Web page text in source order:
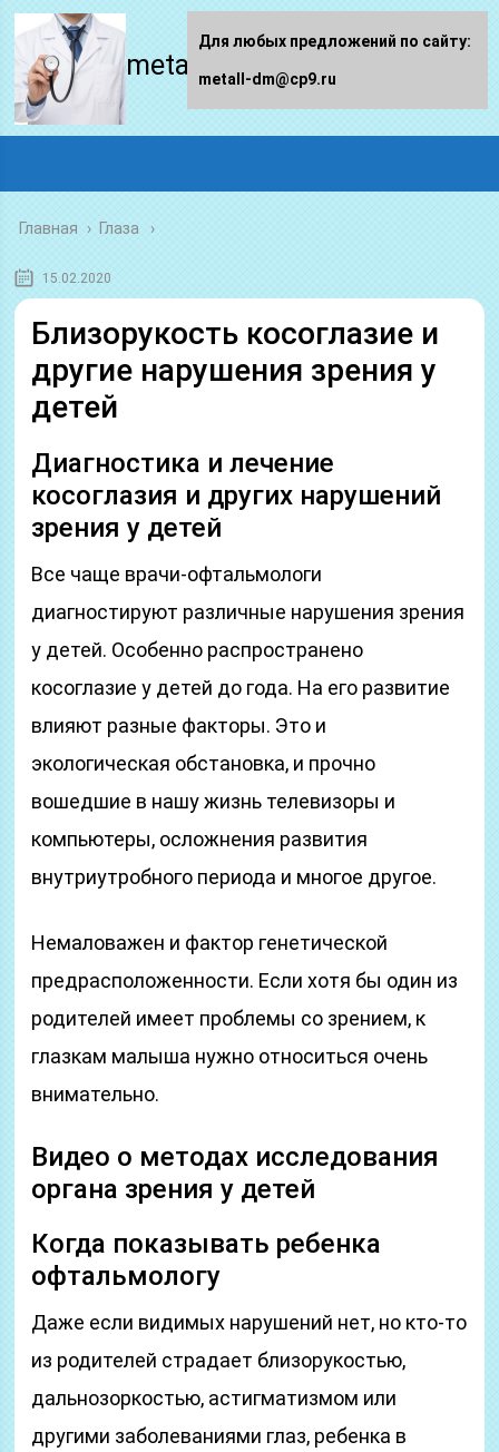
metall-dm.ru
Главная › Глаза
15.02.2020
Близорукость косоглазие и
другие нарушения зрения у
детей
Диагностика и лечение
косоглазия и других нарушений
зрения у детей
Все чаще врачи-офтальмологи
диагностируют различные нарушения зрения
у детей. Особенно распространено
косоглазие у детей до года. На его развитие
влияют разные факторы. Это и
экологическая обстановка, и прочно
вошедшие в нашу жизнь телевизоры и
компьютеры, осложнения развития
внутриутробного периода и многое другое.
Немаловажен и фактор генетической
предрасположенности. Если хотя бы один из
родителей имеет проблемы со зрением, к
глазкам малыша нужно относиться очень
внимательно.
Видео о методах исследования
органа зрения у детей
Когда показывать ребенка
офтальмологу
Даже если видимых нарушений нет, но кто-то
из родителей страдает близорукостью,
дальнозоркостью, астигматизмом или
другими заболеваниями глаз, ребенка в
Для любых предложений по сайту:
metall-dm@cp9.ru